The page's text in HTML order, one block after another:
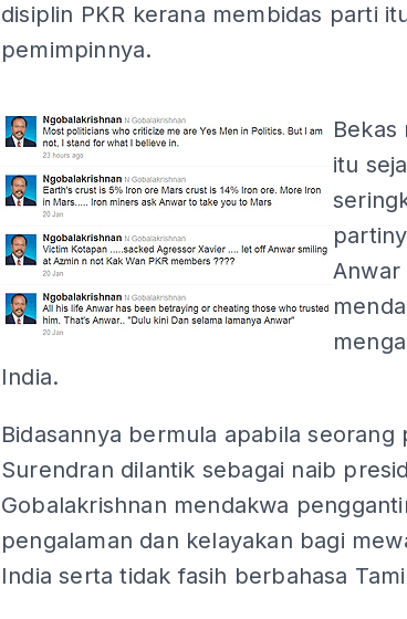
disiplin PKR kerana membidas parti
pemimpinnya.
Bekas
itu
Anwar
India.
Bidasannya bermula apabila seorang
Surendran dilantik sebagai naib
Gobalakrishnan mendakwa
pengalaman dan kelayakan bagi
India serta tidak fasih berbahasa